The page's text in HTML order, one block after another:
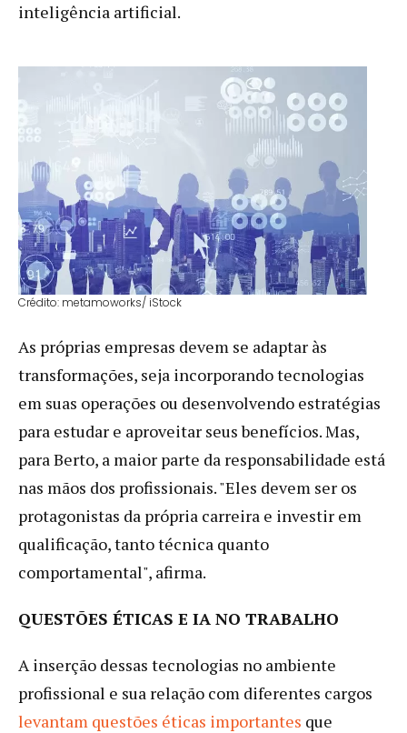
inteligência artificial.
Crédito: metamoworks/ iStock
As próprias empresas devem se adaptar às
transformações, seja incorporando tecnologias
em suas operações ou desenvolvendo estratégias
para estudar e aproveitar seus benefícios. Mas,
para Berto, a maior parte da responsabilidade está
nas mãos dos profissionais. "Eles devem ser os
protagonistas da própria carreira e investir em
qualificação, tanto técnica quanto
comportamental", afirma.
QUESTÕES ÉTICAS E IA NO TRABALHO
A inserção dessas tecnologias no ambiente
profissional e sua relação com diferentes cargos
levantam questões éticas importantes que